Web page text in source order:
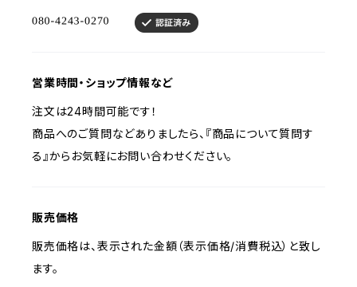
営業時間・ショップ情報など
注文は24時間可能です！
商品へのご質問などありましたら、『商品について質問す
る』からお気軽にお問い合わせください。
販売価格
販売価格は、表示された金額（表示価格/消費税込）と致し
ます。